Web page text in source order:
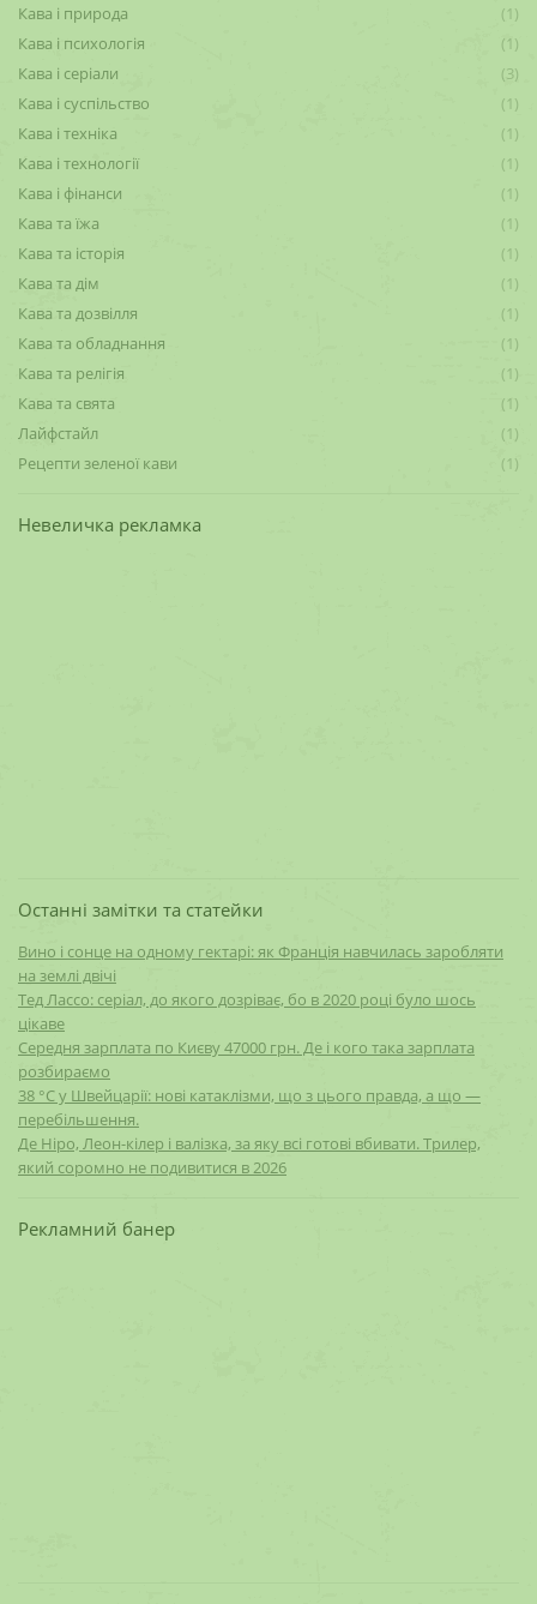
Кава і природа
(1)
Кава і психологія
(1)
Кава і серіали
(3)
Кава і суспільство
(1)
Кава і техніка
(1)
Кава і технології
(1)
Кава і фінанси
(1)
Кава та їжа
(1)
Кава та історія
(1)
Кава та дім
(1)
Кава та дозвілля
(1)
Кава та обладнання
(1)
Кава та релігія
(1)
Кава та свята
(1)
Лайфстайл
(1)
Рецепти зеленої кави
(1)
Невеличка рекламка
Останні замітки та статейки
Вино і сонце на одному гектарі: як Франція навчилась заробляти
на землі двічі
Тед Лассо: серіал, до якого дозріває, бо в 2020 році було шось
цікаве
Середня зарплата по Києву 47000 грн. Де і кого така зарплата
розбираємо
38 °C у Швейцарії: нові катаклізми, що з цього правда, а що —
перебільшення.
Де Ніро, Леон-кілер і валізка, за яку всі готові вбивати. Трилер,
який соромно не подивитися в 2026
Рекламний банер